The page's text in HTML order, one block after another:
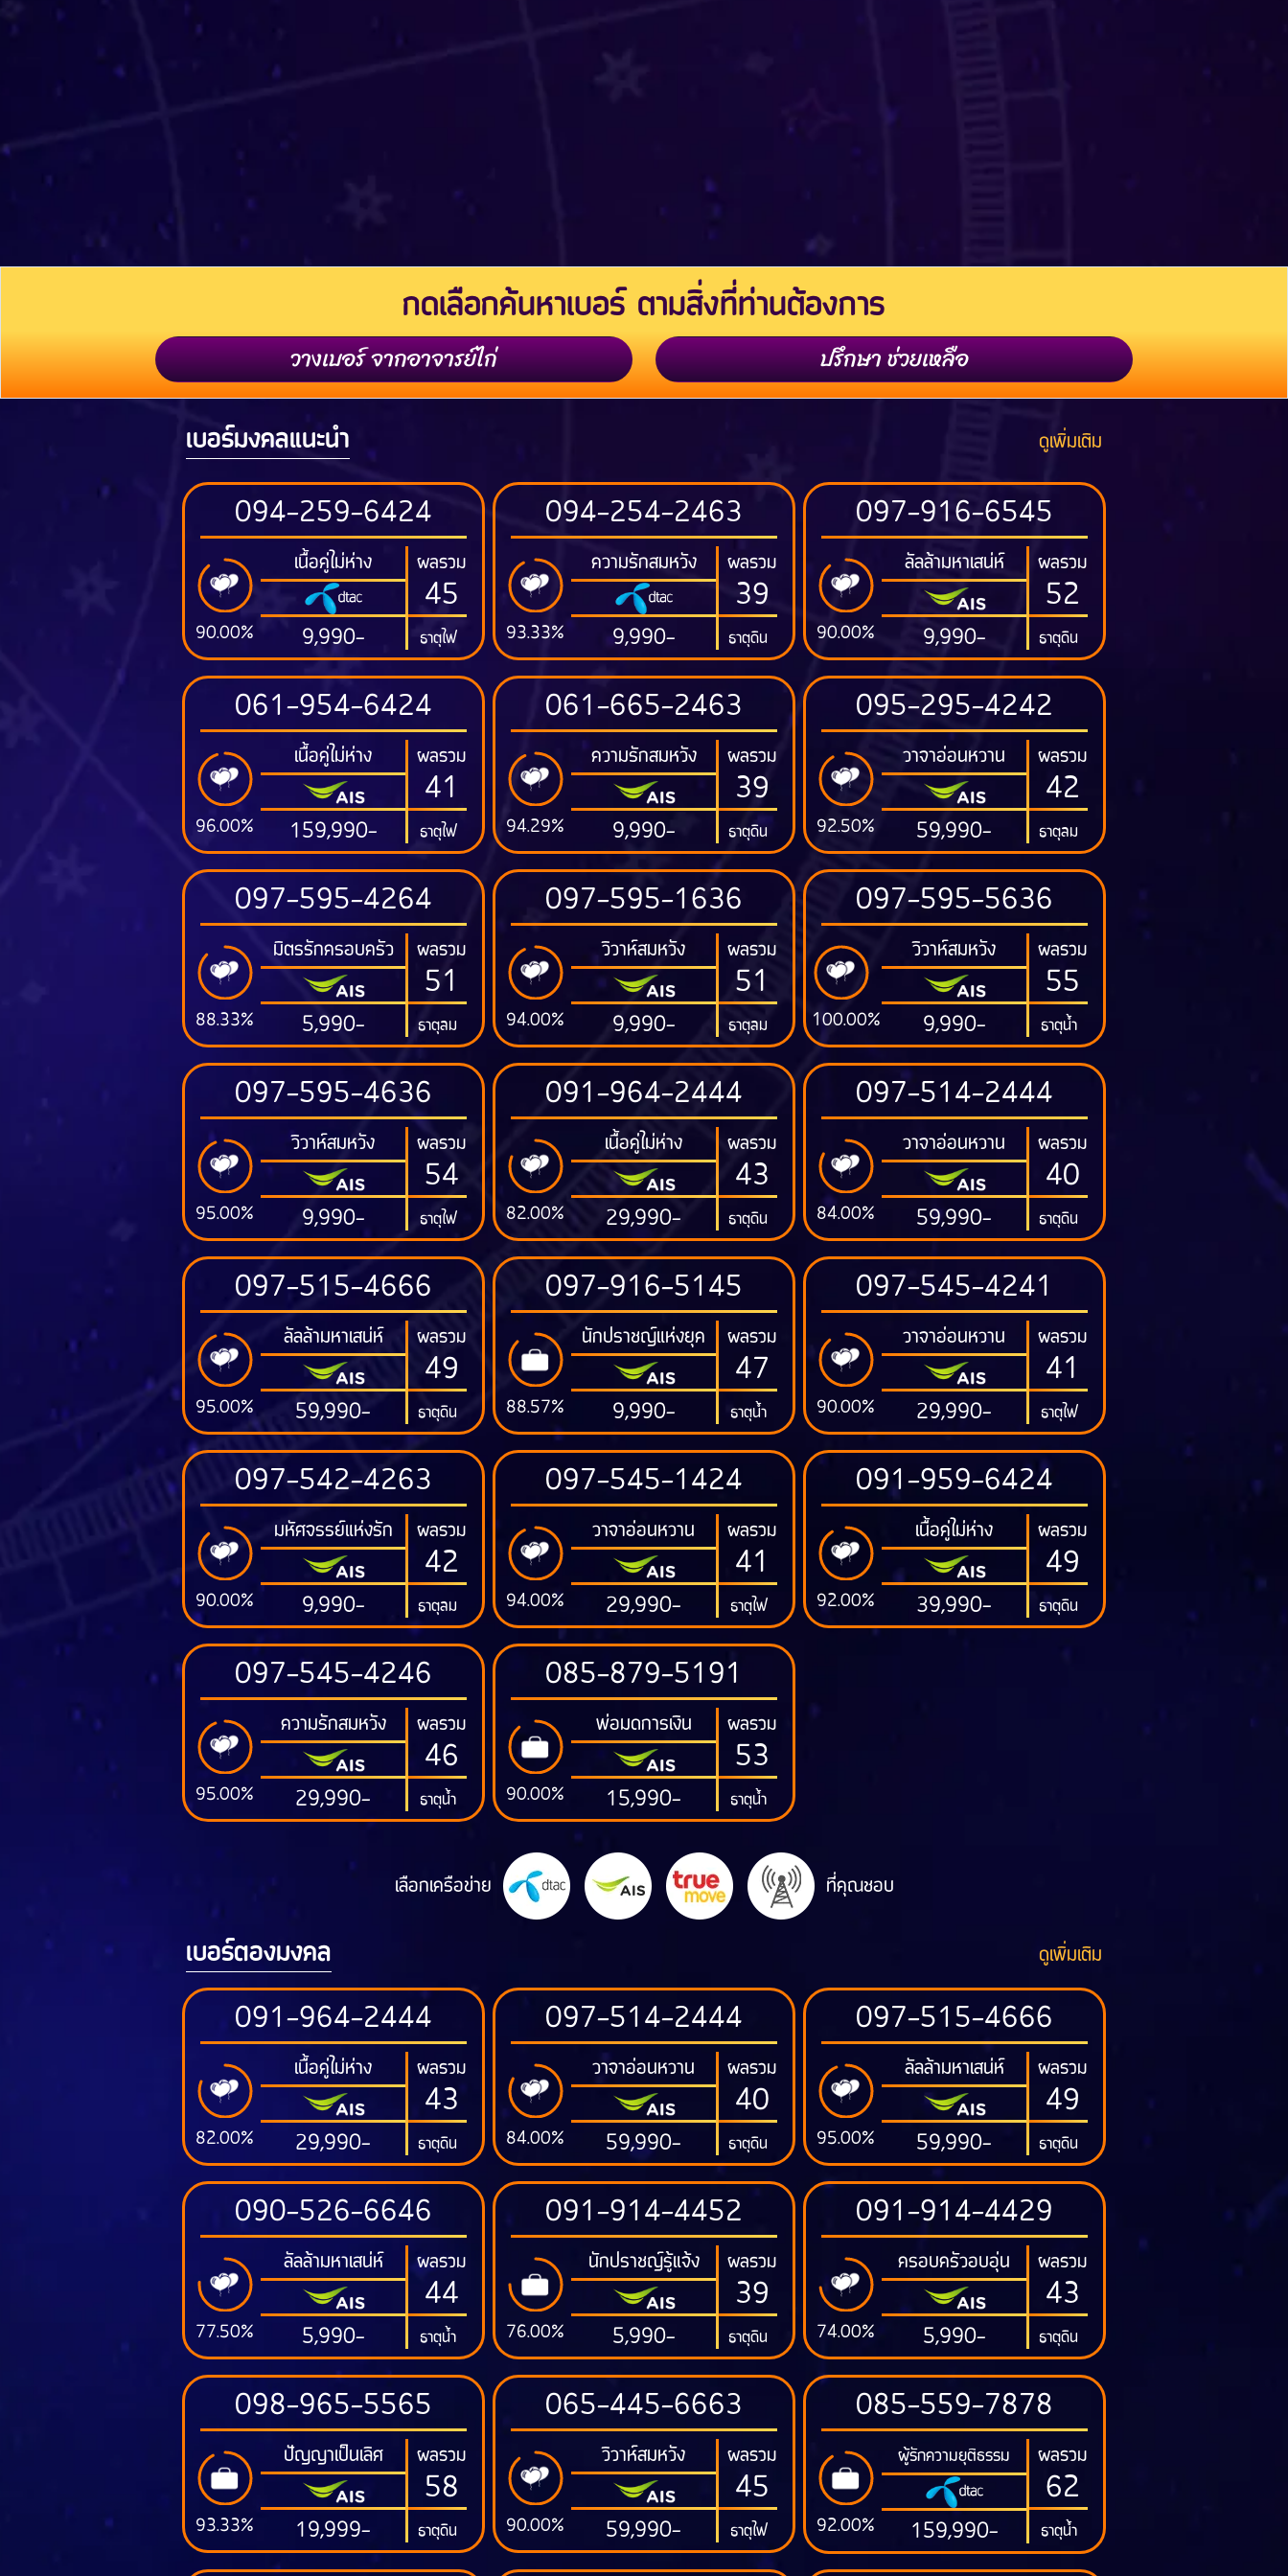
กดเลือกค้นหาเบอร์ ตามสิ่งที่ท่านต้องการ
วางเบอร์ จากอาจารย์ไก่ ปรึกษา ช่วยเหลือ
เบอร์มงคลแนะนำ ดูเพิ่มเติม
094-259-6424
90.00%
เนื้อคู่ไม่ห่าง
9,990-
ผลรวม
45
ธาตุไฟ
094-254-2463
93.33%
ความรักสมหวัง
9,990-
ผลรวม
39
ธาตุดิน
097-916-6545
90.00%
ลัลล้ามหาเสน่ห์
9,990-
ผลรวม
52
ธาตุดิน
061-954-6424
96.00%
เนื้อคู่ไม่ห่าง
159,990-
ผลรวม
41
ธาตุไฟ
061-665-2463
94.29%
ความรักสมหวัง
9,990-
ผลรวม
39
ธาตุดิน
095-295-4242
92.50%
วาจาอ่อนหวาน
59,990-
ผลรวม
42
ธาตุลม
097-595-4264
88.33%
มิตรรักครอบครัว
5,990-
ผลรวม
51
ธาตุลม
097-595-1636
94.00%
วิวาห์สมหวัง
9,990-
ผลรวม
51
ธาตุลม
097-595-5636
100.00%
วิวาห์สมหวัง
9,990-
ผลรวม
55
ธาตุน้ำ
097-595-4636
95.00%
วิวาห์สมหวัง
9,990-
ผลรวม
54
ธาตุไฟ
091-964-2444
82.00%
เนื้อคู่ไม่ห่าง
29,990-
ผลรวม
43
ธาตุดิน
097-514-2444
84.00%
วาจาอ่อนหวาน
59,990-
ผลรวม
40
ธาตุดิน
097-515-4666
95.00%
ลัลล้ามหาเสน่ห์
59,990-
ผลรวม
49
ธาตุดิน
097-916-5145
88.57%
นักปราชญ์แห่งยุค
9,990-
ผลรวม
47
ธาตุน้ำ
097-545-4241
90.00%
วาจาอ่อนหวาน
29,990-
ผลรวม
41
ธาตุไฟ
097-542-4263
90.00%
มหัศจรรย์แห่งรัก
9,990-
ผลรวม
42
ธาตุลม
097-545-1424
94.00%
วาจาอ่อนหวาน
29,990-
ผลรวม
41
ธาตุไฟ
091-959-6424
92.00%
เนื้อคู่ไม่ห่าง
39,990-
ผลรวม
49
ธาตุดิน
097-545-4246
95.00%
ความรักสมหวัง
29,990-
ผลรวม
46
ธาตุน้ำ
085-879-5191
90.00%
พ่อมดการเงิน
15,990-
ผลรวม
53
ธาตุน้ำ
เลือกเครือข่าย ที่คุณชอบ
เบอร์ตองมงคล ดูเพิ่มเติม
091-964-2444
82.00%
เนื้อคู่ไม่ห่าง
29,990-
ผลรวม
43
ธาตุดิน
097-514-2444
84.00%
วาจาอ่อนหวาน
59,990-
ผลรวม
40
ธาตุดิน
097-515-4666
95.00%
ลัลล้ามหาเสน่ห์
59,990-
ผลรวม
49
ธาตุดิน
090-526-6646
77.50%
ลัลล้ามหาเสน่ห์
5,990-
ผลรวม
44
ธาตุน้ำ
091-914-4452
76.00%
นักปราชญ์รู้แจ้ง
5,990-
ผลรวม
39
ธาตุดิน
091-914-4429
74.00%
ครอบครัวอบอุ่น
5,990-
ผลรวม
43
ธาตุดิน
098-965-5565
93.33%
ปัญญาเป็นเลิศ
19,999-
ผลรวม
58
ธาตุดิน
065-445-6663
90.00%
วิวาห์สมหวัง
59,990-
ผลรวม
45
ธาตุไฟ
085-559-7878
92.00%
ผู้รักความยุติธรรม
159,990-
ผลรวม
62
ธาตุน้ำ